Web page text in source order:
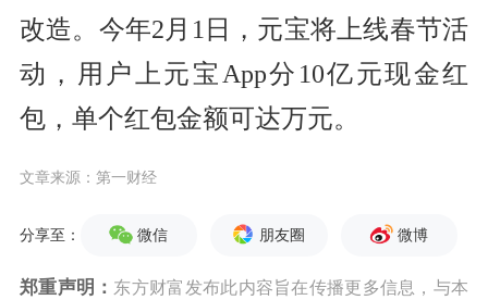
改造。今年2月1日，元宝将上线春节活
动，用户上元宝App分10亿元现金红
包，单个红包金额可达万元。
文章来源：第一财经
分享至： 微信 朋友圈 微博
郑重声明： 东方财富发布此内容旨在传播更多信息，与本